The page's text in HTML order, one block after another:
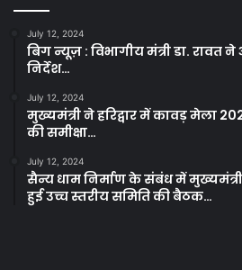
July 12, 2024
बिग न्यूज़ : विभागीय मंत्री डा. रावत ने
निर्देश…
July 12, 2024
मुख्यमंत्री ने हरिद्वार में कावड़ मेला
की समीक्षा…
July 12, 2024
सैन्य धाम निर्माण के संबंध में
हुई उच्च स्तरीय समिति की बैठक…